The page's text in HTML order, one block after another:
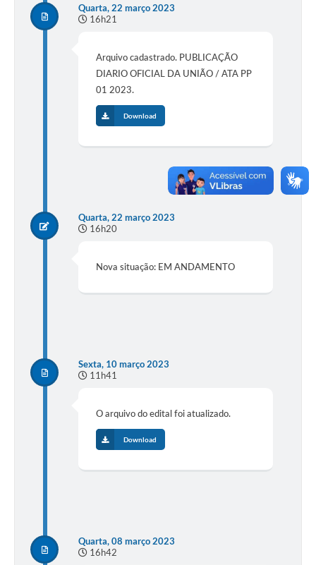
Quarta, 22 março 2023
16h21
Arquivo cadastrado. PUBLICAÇÃO
DIARIO OFICIAL DA UNIÃO / ATA PP
01 2023.
Download
Quarta, 22 março 2023
16h20
Nova situação: EM ANDAMENTO
Sexta, 10 março 2023
11h41
O arquivo do edital foi atualizado.
Download
Quarta, 08 março 2023
16h42